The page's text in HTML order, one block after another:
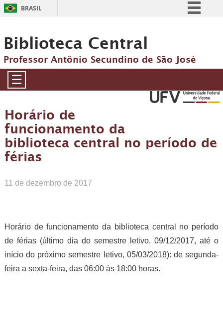
BRASIL
Comunica BR
Participe
Canais
Biblioteca Central
Professor Antônio Secundino de São José
☰
Horário de
funcionamento da
biblioteca central no período de
férias
11 de dezembro de 2017
Horário de funcionamento da biblioteca central no período
de férias (último dia do semestre letivo, 09/12/2017, até o
início do próximo semestre letivo, 05/03/2018): de segunda-
feira a sexta-feira, das 06:00 às 18:00 horas.